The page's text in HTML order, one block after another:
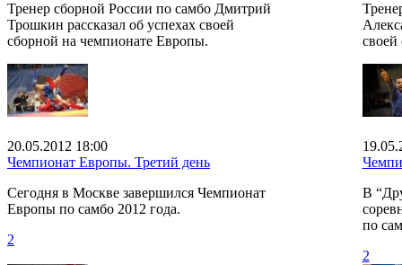
Тренер сборной России по самбо Дмитрий
Трошкин рассказал об успехах своей
сборной на чемпионате Европы.
20.05.2012 18:00
Чемпионат Европы. Третий день
Сегодня в Москве завершился Чемпионат
Европы по самбо 2012 года.
2
В
по
2